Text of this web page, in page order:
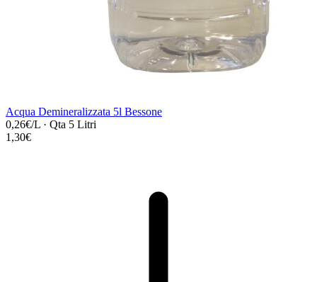
Acqua Demineralizzata 5l Bessone
0,26€/L · Qta 5 Litri
1,30€